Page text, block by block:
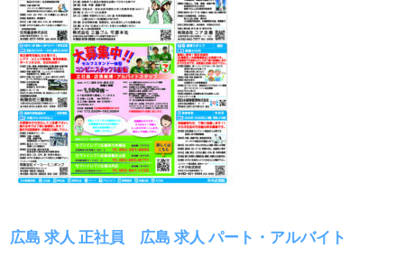
広島 求人 正社員 広島 求人 パート・アルバイト